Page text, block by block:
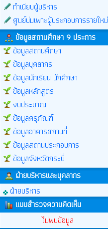
ทำเนียบผู้บริหาร
ศูนย์บ่มเพาะผู้ประกอบการรายใหม่
ข้อมูลสถานศึกษา 9 ประการ
ข้อมูลสถานศึกษา
ข้อมูลบุคลากร
ข้อมูลนักเรียน นักศึกษา
ข้อมูลหลักสูตร
งบประมาณ
ข้อมูลครุภัณฑ์
ข้อมูลอาคารสถานที่
ข้อมูลสถานประกอบการ
ข้อมูลจังหวัดกระบี่
ฝ่ายบริหารและบุคลากร
ฝ่ายบริหาร
แบบสำรวจความคิดเห็น
ไม่พบข้อมูล